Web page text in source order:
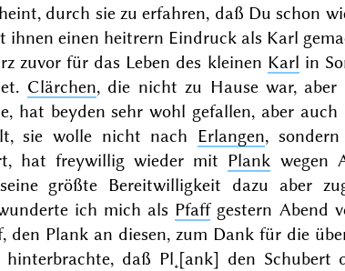
durch sie zu erfahren, daß Du schon
ihnen einen heitrern Eindruck als Karl
zuvor für das Leben des kleinen Karl in
Clärchen, die nicht zu Hause war,
hat beyden sehr wohl gefallen, aber
sie wolle nicht nach Erlangen,
hat freywillig wieder mit Plank wegen
größte Bereitwilligkeit dazu aber
ich mich als Pfaff gestern Abend
den Plank an diesen, zum Dank für die
hinterbrachte, daß Pl˖[ank] den Schubert